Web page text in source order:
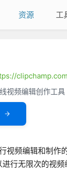
资源 工
视频编辑创作工具
频编辑和制作
行无限次的视